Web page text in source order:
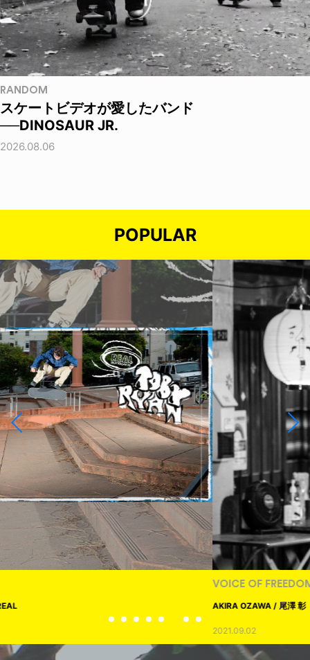
RANDOM
スケートビデオが愛したバンド
──DINOSAUR JR.
2026.08.06
POPULAR
AKIRA OZAWA / 尾澤 彰